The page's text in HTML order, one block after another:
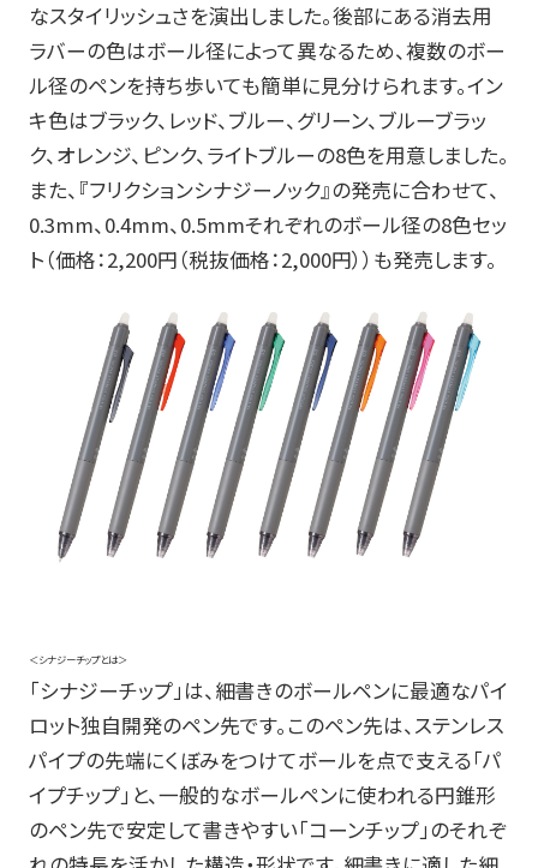
なスタイリッシュさを演出しました。後部にある消去用
ラバーの色はボール径によって異なるため、複数のボー
ル径のペンを持ち歩いても簡単に見分けられます。イン
キ色はブラック、レッド、ブルー、グリーン、ブルーブラッ
ク、オレンジ、ピンク、ライトブルーの8色を用意しました。
また、『フリクションシナジーノック』の発売に合わせて、
0.3mm、0.4mm、0.5mmそれぞれのボール径の8色セッ
ト（価格：2,200円（税抜価格：2,000円））も発売します。
＜シナジーチップとは＞
「シナジーチップ」は、細書きのボールペンに最適なパイ
ロット独自開発のペン先です。このペン先は、ステンレス
パイプの先端にくぼみをつけてボールを点で支える「パ
イプチップ」と、一般的なボールペンに使われる円錐形
のペン先で安定して書きやすい「コーンチップ」のそれぞ